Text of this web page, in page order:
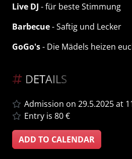
Live DJ - für beste Stimmung
Barbecue- Saftig und Lecker
GoGo's- Die Mädels heizen
DETAILS
Admission on 29.5.2025 at
Entry is 80 €
ADD TO CALENDAR